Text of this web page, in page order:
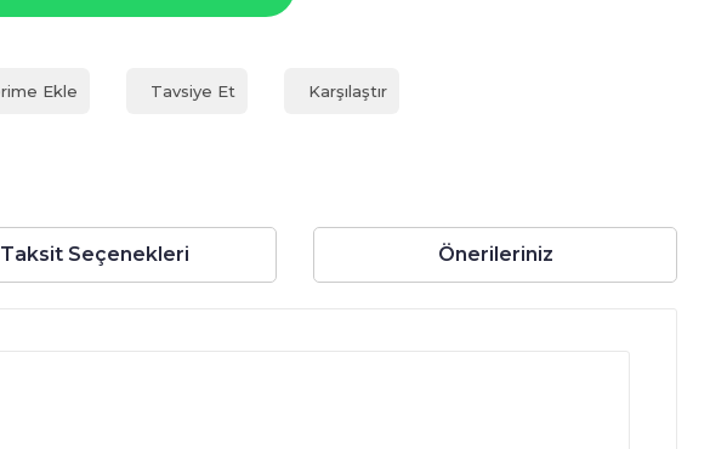
Tavsiye Et Karşılaştır
Taksit Seçenekleri Önerileriniz